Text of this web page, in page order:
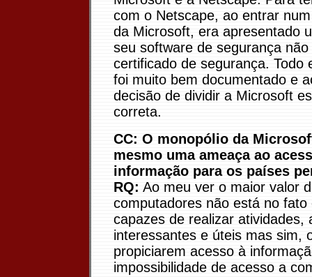
com o Netscape, ao entrar
da Microsoft, era apresentado
seu software de segurança
certificado de segurança. Todo
foi muito bem documentado e
decisão de dividir a Microsoft
correta.
CC: O monopólio da
mesmo uma ameaça ao
informação para os países
RQ: Ao meu ver o maior valor
computadores não está no fato
capazes de realizar atividades,
interessantes e úteis mas sim,
propiciarem acesso à
impossibilidade de acesso a